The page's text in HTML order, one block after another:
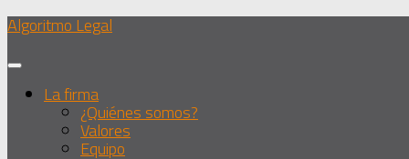
Debajo
del
contenido
Algoritmo Legal
La firma
¿Quiénes somos?
Valores
Equipo